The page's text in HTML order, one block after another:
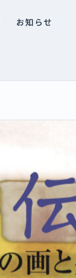
お知らせ